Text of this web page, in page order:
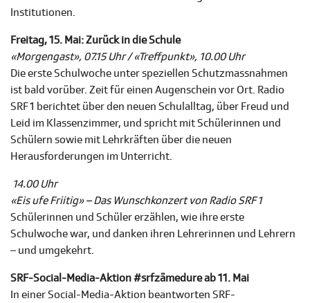
Institutionen.
Freitag, 15. Mai: Zurück in die Schule
«Morgengast», 07.15 Uhr / «Treffpunkt», 10.00 Uhr
Die erste Schulwoche unter speziellen Schutzmassnahmen
ist bald vorüber. Zeit für einen Augenschein vor Ort. Radio
SRF 1 berichtet über den neuen Schulalltag, über Freud und
Leid im Klassenzimmer, und spricht mit Schülerinnen und
Schülern sowie mit Lehrkräften über die neuen
Herausforderungen im Unterricht.
14.00 Uhr
«Eis ufe Friitig» – Das Wunschkonzert von Radio SRF 1
Schülerinnen und Schüler erzählen, wie ihre erste
Schulwoche war, und danken ihren Lehrerinnen und Lehrern
– und umgekehrt.
SRF-Social-Media-Aktion #srfzämedure ab 11. Mai
In einer Social-Media-Aktion beantworten SRF-